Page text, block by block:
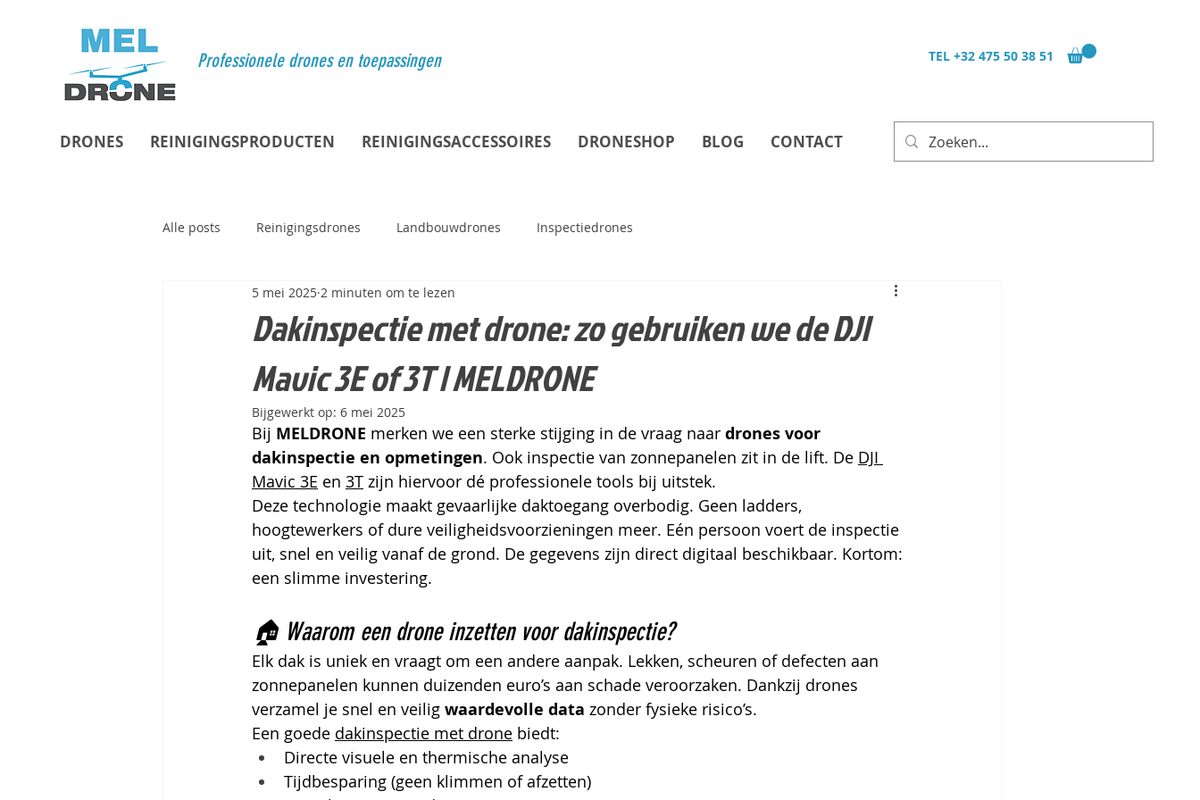
Professionele drones en toepassingen
DRONES REINIGINGSPRODUCTEN REINIGINGSACCESSOIRES DRONESHOP BLOG CONTACT
TEL +32 475 50 38 51
Alle posts Reinigingsdrones Landbouwdrones Inspectiedrones
Dakinspectie met drone: zo gebruiken we de DJI
Mavic 3E of 3T | MELDRONE
5 mei 2025 2 minuten om te lezen
Bijgewerkt op: 6 mei 2025
Bij MELDRONE merken we een sterke stijging in de vraag naar drones voor
dakinspectie en opmetingen. Ook inspectie van zonnepanelen zit in de lift. De DJI
Mavic 3E en 3T zijn hiervoor dé professionele tools bij uitstek.
Deze technologie maakt gevaarlijke daktoegang overbodig. Geen ladders,
hoogtewerkers of dure veiligheidsvoorzieningen meer. Eén persoon voert de inspectie
uit, snel en veilig vanaf de grond. De gegevens zijn direct digitaal beschikbaar. Kortom:
een slimme investering.
🏠 Waarom een drone inzetten voor dakinspectie?
Elk dak is uniek en vraagt om een andere aanpak. Lekken, scheuren of defecten aan
zonnepanelen kunnen duizenden euro’s aan schade veroorzaken. Dankzij drones
verzamel je snel en veilig waardevolle data zonder fysieke risico’s.
Een goede dakinspectie met drone biedt:
Directe visuele en thermische analyse
Tijdbesparing (geen klimmen of afzetten)